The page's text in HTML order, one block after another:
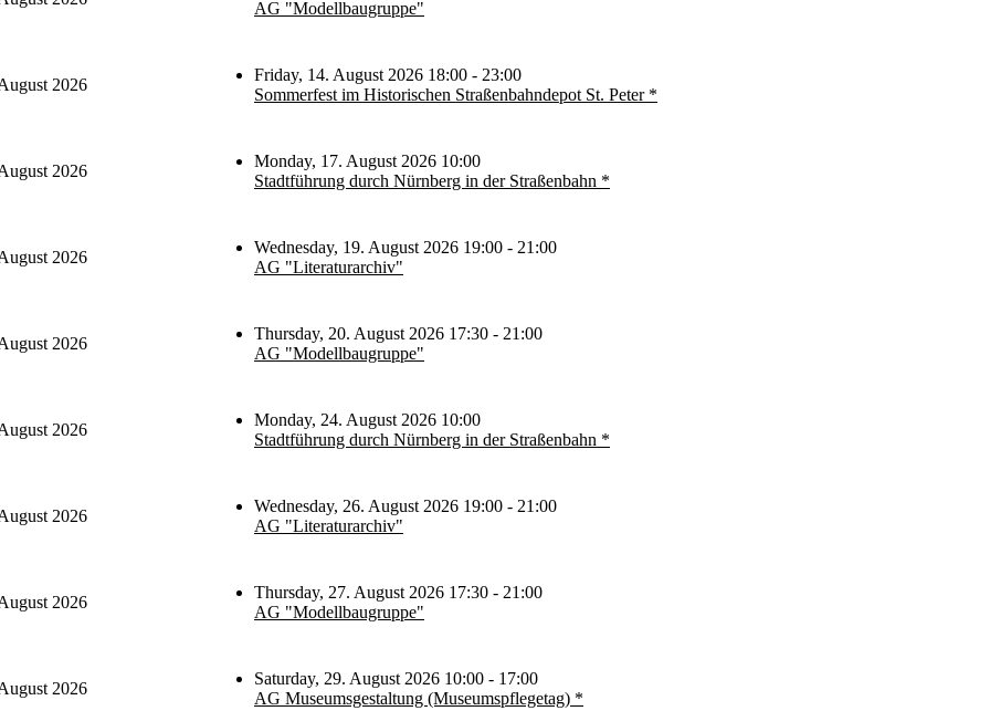
AG "Modellbaugruppe"
2026
Friday, 14. August 2026 18:00 - 23:00
Sommerfest im Historischen Straßenbahndepot St. Peter *
2026
Monday, 17. August 2026 10:00
Stadtführung durch Nürnberg in der Straßenbahn *
2026
Wednesday, 19. August 2026 19:00 - 21:00
AG "Literaturarchiv"
2026
Thursday, 20. August 2026 17:30 - 21:00
AG "Modellbaugruppe"
2026
Monday, 24. August 2026 10:00
Stadtführung durch Nürnberg in der Straßenbahn *
2026
Wednesday, 26. August 2026 19:00 - 21:00
AG "Literaturarchiv"
2026
Thursday, 27. August 2026 17:30 - 21:00
AG "Modellbaugruppe"
2026
Saturday, 29. August 2026 10:00 - 17:00
AG Museumsgestaltung (Museumspflegetag) *